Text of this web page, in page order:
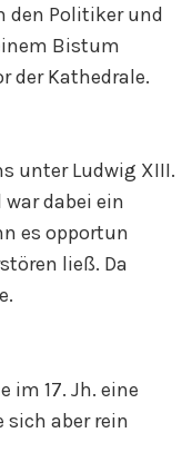
den Politiker und
Bistum
der Kathedrale.
unter Ludwig XIII.
dabei ein
es opportun
ließ. Da
im 17. Jh. eine
sich aber rein